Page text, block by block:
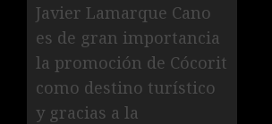
Javier Lamarque Cano
es de gran importancia
la promoción de Cócorit
como destino turístico
y gracias a la